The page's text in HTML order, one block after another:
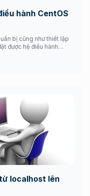
hành CentOS
bị cũng như thiết lập
được hệ điều hành
lệnh […]
localhost lên